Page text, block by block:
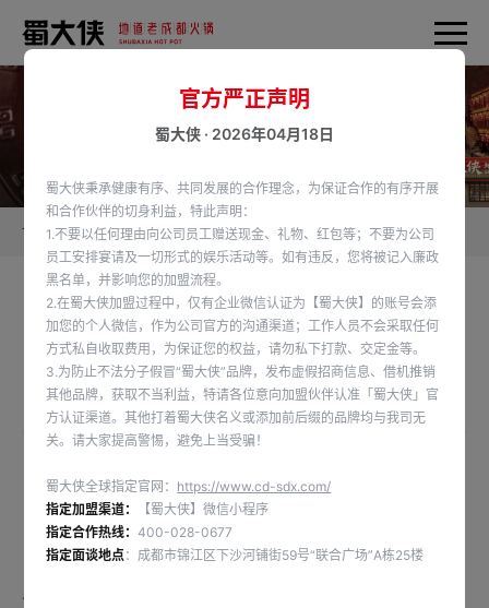
首页 蜀大侠新闻
🍲地道川式火锅味，软糯香辣🔥 🫔吃火锅牛肉粽、
祝你一举高中 👉#端午#吃成都火锅就吃蜀大侠
发布时间：2025-05-28
🍲地道川式火锅味，软糯香辣🔥
🫔吃火锅牛肉粽、祝你一举高中
👉#端午#吃成都火锅就吃蜀大侠
官方严正声明
蜀大侠 · 2026年04月18日
蜀大侠秉承健康有序、共同发展的合作理念，为保证合作的有序开展
和合作伙伴的切身利益，特此声明：
1.不要以任何理由向公司员工赠送现金、礼物、红包等；不要为公司
员工安排宴请及一切形式的娱乐活动等。如有违反，您将被记入廉政
黑名单，并影响您的加盟流程。
2.在蜀大侠加盟过程中，仅有企业微信认证为【蜀大侠】的账号会添
加您的个人微信，作为公司官方的沟通渠道；工作人员不会采取任何
方式私自收取费用，为保证您的权益，请勿私下打款、交定金等。
3.为防止不法分子假冒“蜀大侠”品牌，发布虚假招商信息、借机推销
其他品牌，获取不当利益，特请各位意向加盟伙伴认准「蜀大侠」官
方认证渠道。其他打着蜀大侠名义或添加前后缀的品牌均与我司无
关。请大家提高警惕，避免上当受骗！
蜀大侠全球指定官网： https://www.cd-sdx.com/
指定加盟渠道：
【蜀大侠】微信小程序
指定合作热线：400-028-0677
指定面谈地点 ：成都市锦江区下沙河铺街59号“联合广场”A栋25楼